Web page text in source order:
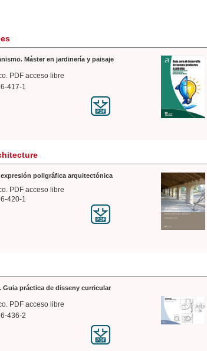
Máster en jardinería y paisaje
PDF acceso libre
417-1
expresión poligráfica arquitectónica
PDF acceso libre
420-1
Guia práctica de disseny curricular
PDF acceso libre
436-2